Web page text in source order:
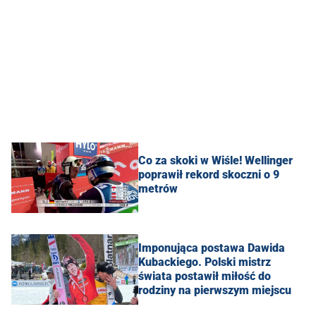
Co za skoki w Wiśle! Wellinger
poprawił rekord skoczni o 9
metrów
Imponująca postawa Dawida
Kubackiego. Polski mistrz
świata postawił miłość do
rodziny na pierwszym miejscu